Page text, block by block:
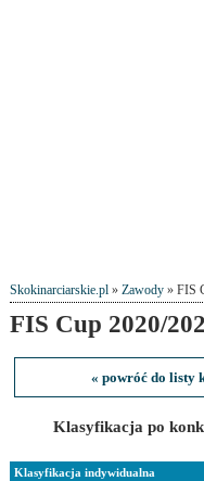
Skokinarciarskie.pl» Zawody» FIS
FIS Cup 2020/
« powróć do listy
Klasyfikacja po
Klasyfikacja indywidualna